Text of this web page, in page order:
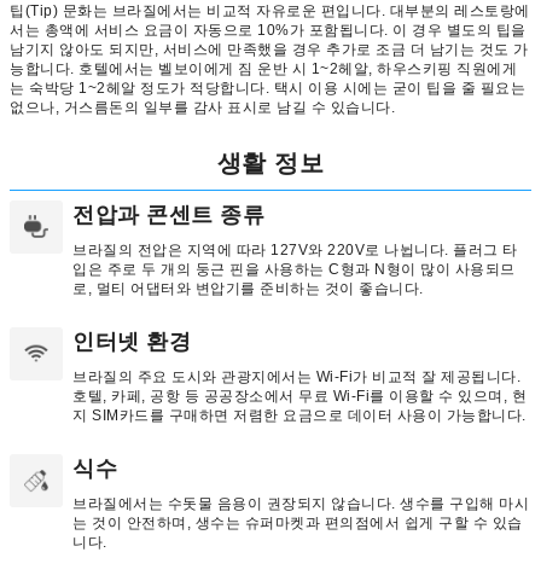
팁(Tip) 문화는 브라질에서는 비교적 자유로운 편입니다. 대부분의 레스토랑에
서는 총액에 서비스 요금이 자동으로 10%가 포함됩니다. 이 경우 별도의 팁을
남기지 않아도 되지만, 서비스에 만족했을 경우 추가로 조금 더 남기는 것도 가
능합니다. 호텔에서는 벨보이에게 짐 운반 시 1~2헤알, 하우스키핑 직원에게
는 숙박당 1~2헤알 정도가 적당합니다. 택시 이용 시에는 굳이 팁을 줄 필요는
없으나, 거스름돈의 일부를 감사 표시로 남길 수 있습니다.
생활 정보
전압과 콘센트 종류
브라질의 전압은 지역에 따라 127V와 220V로 나뉩니다. 플러그 타
입은 주로 두 개의 둥근 핀을 사용하는 C형과 N형이 많이 사용되므
로, 멀티 어댑터와 변압기를 준비하는 것이 좋습니다.
인터넷 환경
브라질의 주요 도시와 관광지에서는 Wi-Fi가 비교적 잘 제공됩니다.
호텔, 카페, 공항 등 공공장소에서 무료 Wi-Fi를 이용할 수 있으며, 현
지 SIM카드를 구매하면 저렴한 요금으로 데이터 사용이 가능합니다.
식수
브라질에서는 수돗물 음용이 권장되지 않습니다. 생수를 구입해 마시
는 것이 안전하며, 생수는 슈퍼마켓과 편의점에서 쉽게 구할 수 있습
니다.